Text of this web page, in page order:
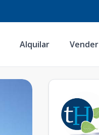
Alquilar Vender